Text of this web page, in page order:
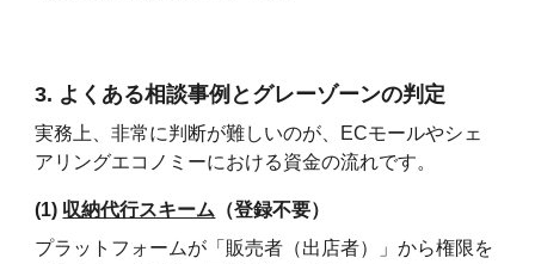
3. よくある相談事例とグレーゾーンの判定
実務上、非常に判断が難しいのが、ECモールやシェ
アリングエコノミーにおける資金の流れです。
(1) 収納代行スキーム （登録不要）
プラットフォームが「販売者（出店者）」から権限を